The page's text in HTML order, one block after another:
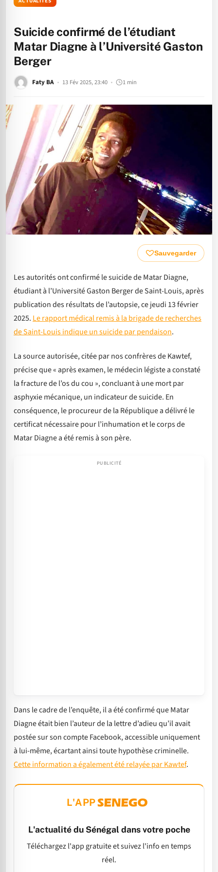
Suicide confirmé de l’étudiant
Matar Diagne à l’Université Gaston
Berger
Faty BA 13 Fév 2025, 23:40 1 min
Sauvegarder
Les autorités ont confirmé le suicide de Matar Diagne,
étudiant à l’Université Gaston Berger de Saint-Louis, après
publication des résultats de l’autopsie, ce jeudi 13 février
2025. Le rapport médical remis à la brigade de recherches
de Saint-Louis indique un suicide par pendaison.
La source autorisée, citée par nos confrères de Kawtef,
précise que « après examen, le médecin légiste a constaté
la fracture de l’os du cou », concluant à une mort par
asphyxie mécanique, un indicateur de suicide. En
conséquence, le procureur de la République a délivré le
certificat nécessaire pour l’inhumation et le corps de
Matar Diagne a été remis à son père.
Dans le cadre de l’enquête, il a été confirmé que Matar
Diagne était bien l’auteur de la lettre d’adieu qu’il avait
postée sur son compte Facebook, accessible uniquement
à lui-même, écartant ainsi toute hypothèse criminelle.
Cette information a également été relayée par Kawtef.
L'APP
L'actualité du Sénégal dans votre poche
Téléchargez l'app gratuite et suivez l'info en temps
réel.